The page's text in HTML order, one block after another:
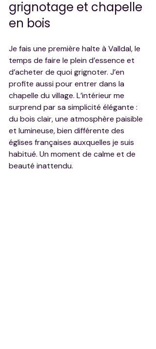
grignotage et chapelle
en bois
Je fais une première halte à Valldal, le
temps de faire le plein d’essence et
d’acheter de quoi grignoter. J’en
profite aussi pour entrer dans la
chapelle du village. L’intérieur me
surprend par sa simplicité élégante :
du bois clair, une atmosphère paisible
et lumineuse, bien différente des
églises françaises auxquelles je suis
habitué. Un moment de calme et de
beauté inattendu.